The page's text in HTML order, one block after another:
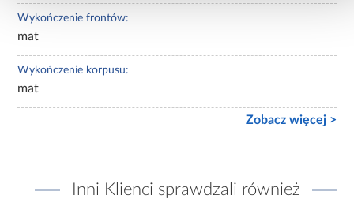
Wykończenie frontów:
mat
Wykończenie korpusu:
mat
Zobacz więcej >
Inni Klienci sprawdzali również